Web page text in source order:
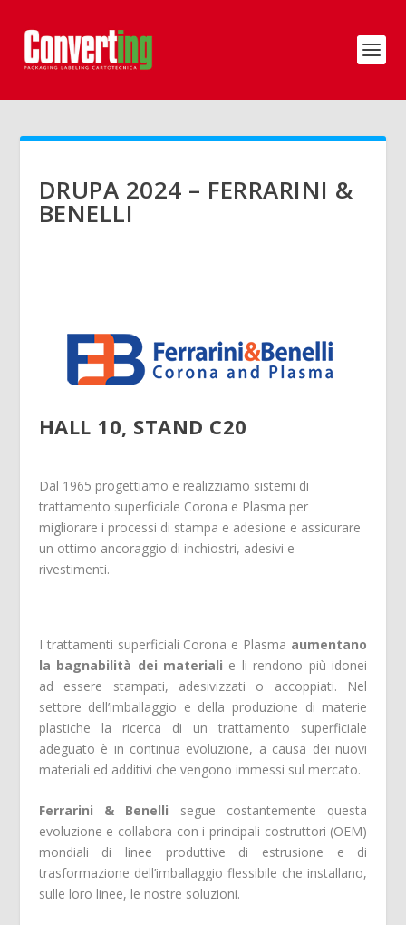
DRUPA 2024 – FERRARINI &
BENELLI
HALL 10, STAND C20
Dal 1965 progettiamo e realizziamo sistemi di
trattamento superficiale Corona e Plasma per
migliorare i processi di stampa e adesione e assicurare
un ottimo ancoraggio di inchiostri, adesivi e
rivestimenti.​
I trattamenti superficiali Corona e Plasma aumentano
la bagnabilità dei materiali e li rendono più idonei
ad essere stampati, adesivizzati o accoppiati. Nel
settore dell’imballaggio e della produzione di materie
plastiche la ricerca di un trattamento superficiale
adeguato è in continua evoluzione, a causa dei nuovi
materiali ed additivi che vengono immessi sul mercato.
Ferrarini & Benelli segue costantemente questa
evoluzione e collabora con i principali costruttori (OEM)
mondiali di linee produttive di estrusione e di
trasformazione dell’imballaggio flessibile che installano,
sulle loro linee, le nostre soluzioni.